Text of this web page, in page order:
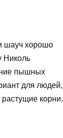
шауч хорошо
Николь
пышных
для людей,
корни.